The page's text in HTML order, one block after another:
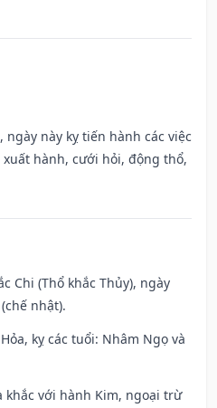
ngày này kỵ tiến hành các việc
hành, cưới hỏi, động thổ,
Chi (Thổ khắc Thủy), ngày
nhật).
kỵ các tuổi: Nhâm Ngọ và
khắc với hành Kim, ngoại trừ